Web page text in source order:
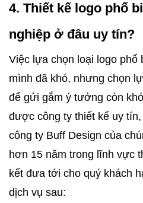
4. Thiết kế logo phổ
nghiệp ở đâu uy tín?
Việc lựa chọn loại logo phổ
mình đã khó, nhưng chọn
để gửi gắm ý tưởng còn
được công ty thiết kế uy
công ty Buff Design của
hơn 15 năm trong lĩnh vực
kết đưa tới cho quý khách
dịch vụ sau: